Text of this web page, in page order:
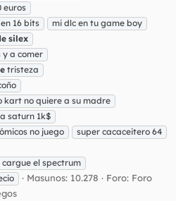
euros
16 bits
mi dlc en tu game boy
silex
a comer
tristeza
kart no quiere a su madre
saturn 1k$
no juego
super cacaceitero 64
el spectrum
Masunos: 10.278 Foro: Foro